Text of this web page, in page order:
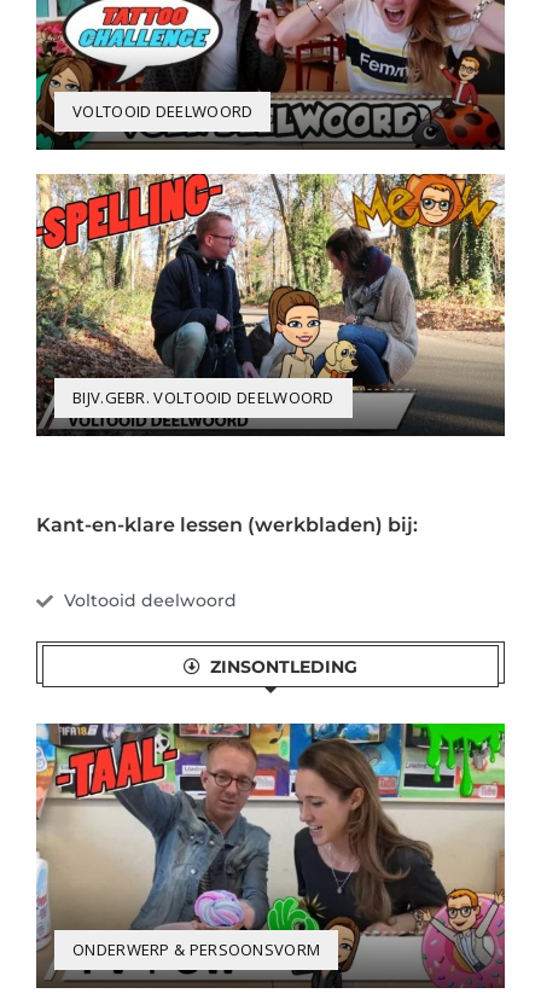
VOLTOOID DEELWOORD
BIJV.GEBR. VOLTOOID DEELWOORD
Kant-en-klare lessen (werkbladen) bij:
Voltooid deelwoord
ZINSONTLEDING
ONDERWERP & PERSOONSVORM